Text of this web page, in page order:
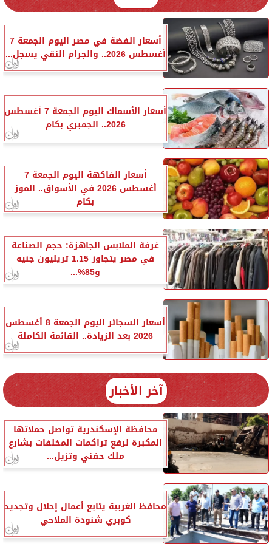
أسعار الفضة في مصر اليوم الجمعة 7
أغسطس 2026.. والجرام النقي يسجل...
أسعار الأسماك اليوم الجمعة 7 أغسطس
2026.. الجمبري بكام
أسعار الفاكهة اليوم الجمعة 7
أغسطس 2026 في الأسواق.. الموز
بكام
غرفة الملابس الجاهزة: حجم الصناعة
في مصر يتجاوز 1.15 تريليون جنيه
و85%...
أسعار السجائر اليوم الجمعة 8 أغسطس
2026 بعد الزيادة.. القائمة الكاملة
آخر الأخبار
محافظة الإسكندرية تواصل حملاتها
المكبرة لرفع تراكمات المخلفات بشارع
ملك حفني وتزيل...
محافظ الغربية يتابع أعمال إحلال وتجديد
كوبري شنودة الملاحي